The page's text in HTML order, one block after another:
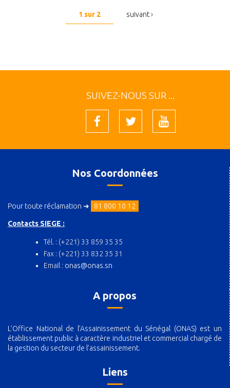
1 sur 2 suivant ›
SUIVEZ-NOUS SUR ...
Nos Coordonnées
Pour toute réclamation ➜ 81 800 10 12
Contacts SIEGE :
Tél. : (+221) 33 859 35 35
Fax : (+221) 33 832 35 31
Email : onas@onas.sn
A propos
L’Office National de l’Assainissement du Sénégal (ONAS) est un
établissement public à caractère industriel et commercial chargé de
la gestion du secteur de l’assainissement.
Liens